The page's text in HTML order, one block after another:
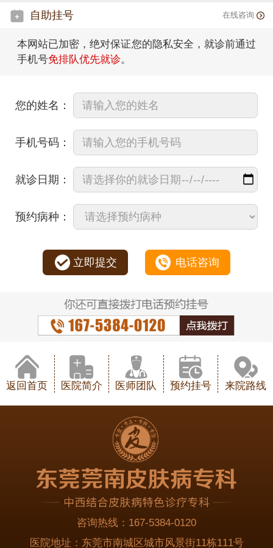
自助挂号 在线咨询
本网站已加密，绝对保证您的隐私安全，就诊前通过
手机号免排队优先就诊。
您的姓名：
手机号码：
就诊日期：
预约病种：
立即提交 电话咨询
返回首页 医院简介 医师团队 预约挂号 来院路线
咨询热线： 167-5384-0120
医院地址： 东莞市南城区城市风景街11栋111号